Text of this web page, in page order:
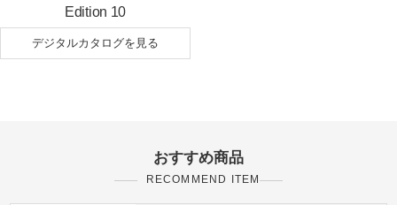
Edition 10
デジタルカタログを見る
おすすめ商品
RECOMMEND ITEM